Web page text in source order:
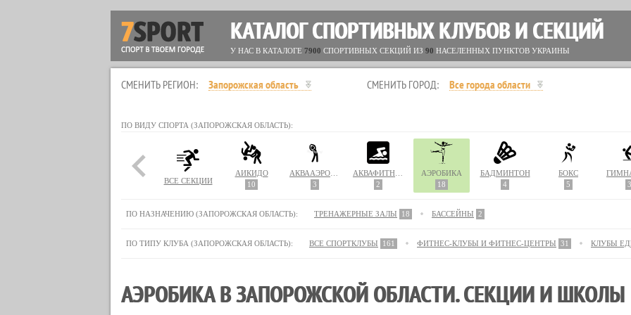
КАТАЛОГ СПОРТИВНЫХ КЛУБОВ И СЕКЦИЙ
У НАС В КАТАЛОГЕ 7900 СПОРТИВНЫХ СЕКЦИЙ ИЗ 90 НАСЕЛЕННЫХ ПУНКТОВ УКРАИНЫ
СМЕНИТЬ РЕГИОН: Запорожская область СМЕНИТЬ ГОРОД: Все города области
ПО ВИДУ СПОРТА (ЗАПОРОЖСКАЯ ОБЛАСТЬ):
ВСЕ СЕКЦИИ
АЙКИДО
10
3
2
АЭРОБИКА
18
БАДМИНТОН
4
БОКС
5
ПО НАЗНАЧЕНИЮ (ЗАПОРОЖСКАЯ ОБЛАСТЬ): ТРЕНАЖЕРНЫЕ ЗАЛЫ 18 БАССЕЙНЫ 2
ПО ТИПУ КЛУБА (ЗАПОРОЖСКАЯ ОБЛАСТЬ): ВСЕ СПОРТКЛУБЫ 161 ФИТНЕС-КЛУБЫ И ФИТНЕС-ЦЕНТРЫ 31 КЛУБЫ
АЭРОБИКА В ЗАПОРОЖСКОЙ ОБЛАСТИ. СЕКЦИИ И ШКОЛЫ